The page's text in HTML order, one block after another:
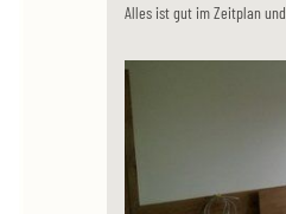
Alles ist gut im Zeitplan